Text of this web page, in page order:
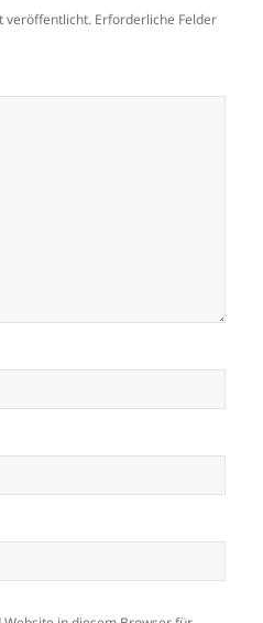
veröffentlicht. Erforderliche Felder